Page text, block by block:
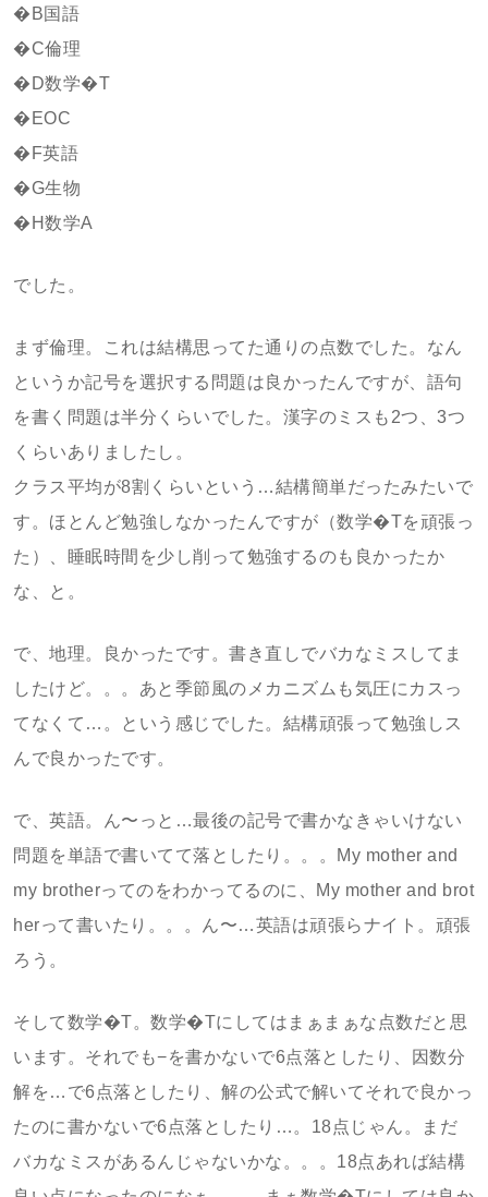
�B国語
�C倫理
�D数学�T
�EOC
�F英語
�G生物
�H数学A
でした。
まず倫理。これは結構思ってた通りの点数でした。なん
というか記号を選択する問題は良かったんですが、語句
を書く問題は半分くらいでした。漢字のミスも2つ、3つ
くらいありましたし。
クラス平均が8割くらいという…結構簡単だったみたいで
す。ほとんど勉強しなかったんですが（数学�Tを頑張っ
た）、睡眠時間を少し削って勉強するのも良かったか
な、と。
で、地理。良かったです。書き直しでバカなミスしてま
したけど。。。あと季節風のメカニズムも気圧にカスっ
てなくて…。という感じでした。結構頑張って勉強しス
んで良かったです。
で、英語。ん〜っと…最後の記号で書かなきゃいけない
問題を単語で書いてて落としたり。。。My mother and
my brotherってのをわかってるのに、My mother and brot
herって書いたり。。。ん〜…英語は頑張らナイト。頑張
ろう。
そして数学�T。数学�Tにしてはまぁまぁな点数だと思
います。それでも−を書かないで6点落としたり、因数分
解を…で6点落としたり、解の公式で解いてそれで良かっ
たのに書かないで6点落としたり…。18点じゃん。まだ
バカなミスがあるんじゃないかな。。。18点あれば結構